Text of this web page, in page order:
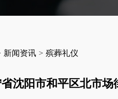
新闻资讯 > 殡葬礼仪
沈阳市和平区北市